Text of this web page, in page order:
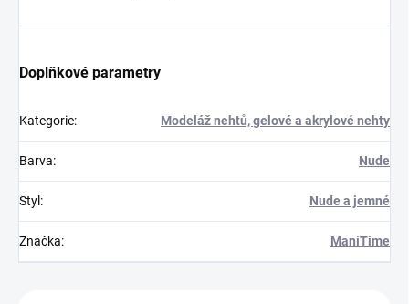
Doplňkové parametry
Kategorie: Modeláž nehtů, gelové a akrylové nehty
Barva: Nude
Styl : Nude a jemné
Značka: ManiTime